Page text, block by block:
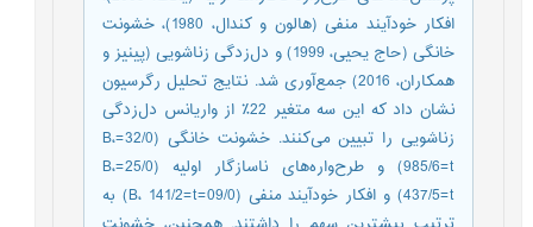
افکار خودآیند منفی (هالون و کندال، 1980)، خشونت
خانگی (حاج یحیی، 1999) و دل‌زدگی زناشویی (پینیز و
همکاران، 2016) جمع‌آوری شد. نتایج تحلیل رگرسیون
نشان داد که این سه متغیر 22٪ از واریانس دل‌زدگی
زناشویی را تبیین می‌کنند. خشونت خانگی (32/0=B،
985/6=t) و طرح‌واره‌های ناسازگار اولیه (25/0=B،
437/5=t) و افکار خودآیند منفی (09/0=B، 141/2=t) به